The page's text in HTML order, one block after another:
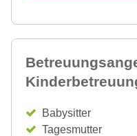
Babysitter
Tagesmutter